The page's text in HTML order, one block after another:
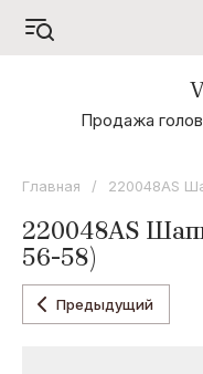
А - Я
Odyssey
Коллекция
Oxygon
Коллекция
Flamenco
Продажа
Главная / 220048AS
220048AS
56-58)
Предыдущий